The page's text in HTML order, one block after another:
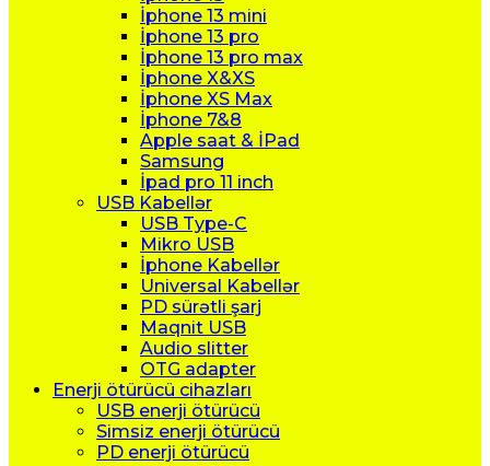
İphone 13 mini
İphone 13 pro
İphone 13 pro max
İphone X&XS
İphone XS Max
İphone 7&8
Apple saat & İPad
Samsung
İpad pro 11 inch
USB Kabellər
USB Type-C
Mikro USB
İphone Kabellər
Universal Kabellər
PD sürətli şarj
Maqnit USB
Audio slitter
OTG adapter
Enerji ötürücü cihazları
USB enerji ötürücü
Simsiz enerji ötürücü
PD enerji ötürücü